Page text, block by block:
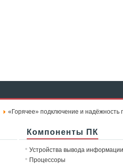
«Горячее» подключение и надёжность
Компоненты ПК
Устройства вывода информации
Процессоры